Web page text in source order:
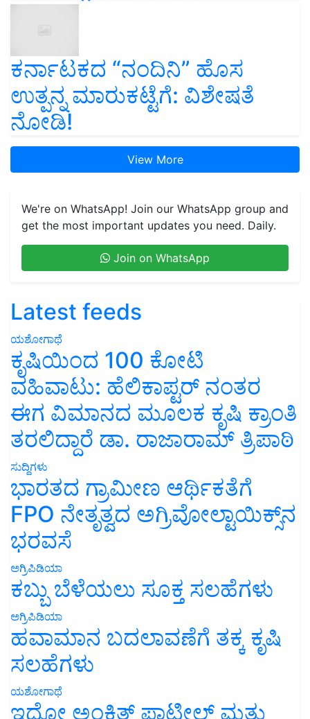
ಕರ್ನಾಟಕದ “ನಂದಿನಿ” ಹೊಸ
ಉತ್ಪನ್ನ ಮಾರುಕಟ್ಟೆಗೆ: ವಿಶೇಷತೆ
ನೋಡಿ!
View More
We're on WhatsApp! Join our WhatsApp group and
get the most important updates you need. Daily.
Join on WhatsApp
Latest feeds
ಯಶೋಗಾಥೆ
ಕೃಷಿಯಿಂದ 100 ಕೋಟಿ
ವಹಿವಾಟು: ಹೆಲಿಕಾಪ್ಟರ್ ನಂತರ
ಈಗ ವಿಮಾನದ ಮೂಲಕ ಕೃಷಿ ಕ್ರಾಂತಿ
ತರಲಿದ್ದಾರೆ ಡಾ. ರಾಜಾರಾಮ್ ತ್ರಿಪಾಠಿ
ಸುದ್ದಿಗಳು
ಭಾರತದ ಗ್ರಾಮೀಣ ಆರ್ಥಿಕತೆಗೆ
FPO ನೇತೃತ್ವದ ಅಗ್ರಿವೋಲ್ಟಾಯಿಕ್ಸ್‌ನ
ಭರವಸೆ
ಅಗ್ರಿಪಿಡಿಯಾ
ಕಬ್ಬು ಬೆಳೆಯಲು ಸೂಕ್ತ ಸಲಹೆಗಳು
ಅಗ್ರಿಪಿಡಿಯಾ
ಹವಾಮಾನ ಬದಲಾವಣೆಗೆ ತಕ್ಕ ಕೃಷಿ
ಸಲಹೆಗಳು
ಯಶೋಗಾಥೆ
ಇದೋ ಅಂಕಿತ್ ಪಾಟೀಲ್ ಮತ್ತು